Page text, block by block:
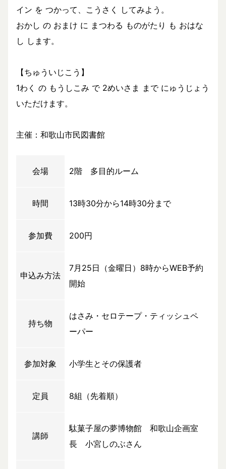
イン を つかって、こうさく してみよう。
おかし の おまけ に まつわる ものがたり も おはな
し します。
【ちゅういじこう】
1わく の もうしこみ で 2めいさま まで にゅうじょう
いただけます。
主催：和歌山市民図書館
会場 2階 多目的ルーム
時間 13時30分から14時30分まで
参加費 200円
申込み方法
7月25日（金曜日）8時からWEB予約
開始
持ち物
はさみ・セロテープ・ティッシュペ
ーパー
参加対象 小学生とその保護者
定員 8組（先着順）
講師
駄菓子屋の夢博物館 和歌山企画室
長 小宮しのぶさん